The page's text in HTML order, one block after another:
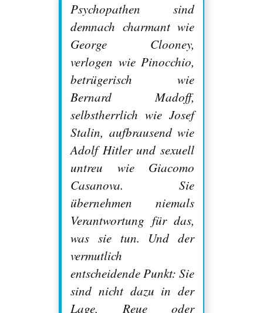
Psychopathen sind
demnach charmant wie
George Clooney,
verlogen wie Pinocchio,
betrügerisch wie
Bernard Madoff,
selbstherrlich wie Josef
Stalin, aufbrausend wie
Adolf Hitler und sexuell
untreu wie Giacomo
Casanova. Sie
übernehmen niemals
Verantwortung für das,
was sie tun. Und der
vermutlich
entscheidende Punkt: Sie
sind nicht dazu in der
Lage, Reue oder